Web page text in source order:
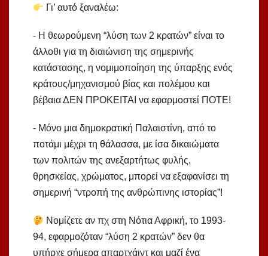
Γι’ αυτό ξαναλέω:
⁃ Η θεωρούμενη “λύση των 2 κρατών” είναι το
άλλοθι για τη διαιώνιση της σημερινής
κατάστασης, η νομιμοποίηση της ύπαρξης ενός
κράτους/μηχανισμού βίας και πολέμου και
βέβαια ΔΕΝ ΠΡΟΚΕΙΤΑΙ να εφαρμοστεί ΠΟΤΕ!
⁃ Μόνο μια δημοκρατική Παλαιστίνη, από το
ποτάμι μέχρι τη θάλασσα, με ίσα δικαιώματα
των πολιτών της ανεξαρτήτως φυλής,
θρησκείας, χρώματος, μπορεί να εξαφανίσει τη
σημερινή “ντροπή της ανθρώπινης ιστορίας”!
Νομίζετε αν πχ στη Νότια Αφρική, το 1993-
94, εφαρμοζόταν “λύση 2 κρατών” δεν θα
υπήρχε σήμερα απαρτχάιντ και μαζί ένα